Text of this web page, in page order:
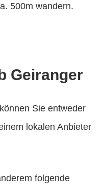
500m wandern.
Geiranger
Sie entweder
lokalen Anbieter
folgende